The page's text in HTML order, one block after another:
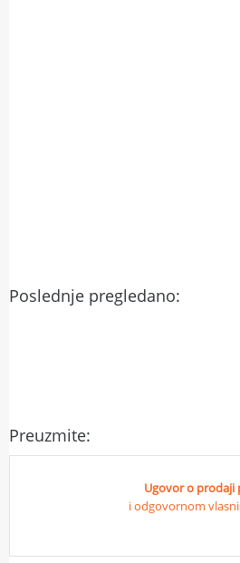
Poslednje pregledano:
Preuzmite:
Ugovor o prodaji
i odgovornom